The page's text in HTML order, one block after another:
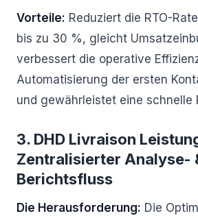
Vorteile: Reduziert die RTO-
bis zu 30 %, gleicht
verbessert die operative
Automatisierung der ersten
und gewährleistet eine schnelle
3. DHD Livraison
Zentralisierter Analyse-
Berichtsfluss
Die Herausforderung: Die